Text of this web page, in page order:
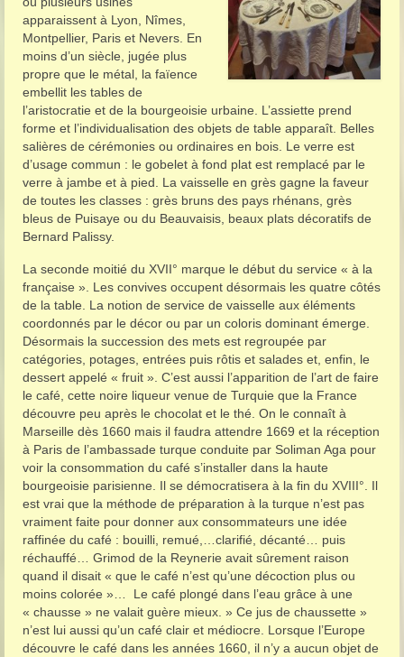
apparaissent à Lyon, Nîmes,
Montpellier, Paris et Nevers. En
moins d’un siècle, jugée plus
propre que le métal, la faïence
embellit les tables de
l’aristocratie et de la bourgeoisie urbaine. L’assiette prend
forme et l’individualisation des objets de table apparaît. Belles
salières de cérémonies ou ordinaires en bois. Le verre est
d’usage commun : le gobelet à fond plat est remplacé par le
verre à jambe et à pied. La vaisselle en grès gagne la faveur
de toutes les classes : grès bruns des pays rhénans, grès
bleus de Puisaye ou du Beauvaisis, beaux plats décoratifs de
Bernard Palissy.
La seconde moitié du XVII° marque le début du service « à la
française ». Les convives occupent désormais les quatre côtés
de la table. La notion de service de vaisselle aux éléments
coordonnés par le décor ou par un coloris dominant émerge.
Désormais la succession des mets est regroupée par
catégories, potages, entrées puis rôtis et salades et, enfin, le
dessert appelé « fruit ». C’est aussi l’apparition de l’art de faire
le café, cette noire liqueur venue de Turquie que la France
découvre peu après le chocolat et le thé. On le connaît à
Marseille dès 1660 mais il faudra attendre 1669 et la réception
à Paris de l’ambassade turque conduite par Soliman Aga pour
voir la consommation du café s’installer dans la haute
bourgeoisie parisienne. Il se démocratisera à la fin du XVIII°. Il
est vrai que la méthode de préparation à la turque n’est pas
vraiment faite pour donner aux consommateurs une idée
raffinée du café : bouilli, remué,…clarifié, décanté… puis
réchauffé… Grimod de la Reynerie avait sûrement raison
quand il disait « que le café n’est qu’une décoction plus ou
moins colorée »… Le café plongé dans l’eau grâce à une
« chausse » ne valait guère mieux. » Ce jus de chaussette »
n’est lui aussi qu’un café clair et médiocre. Lorsque l’Europe
découvre le café dans les années 1660, il n’y a aucun objet de